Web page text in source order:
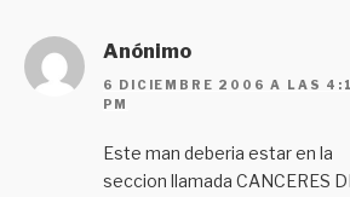
Anónimo
6 DICIEMBRE 2006 A LAS
PM
Este man deberia estar en la
seccion llamada CANCERES